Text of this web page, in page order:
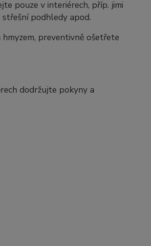
pouze v interiérech, příp. jimi
podhledy apod.
preventivně ošetřete
dodržujte pokyny a